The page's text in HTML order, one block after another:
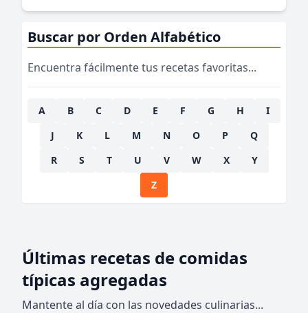
Buscar por Orden Alfabético
Encuentra fácilmente tus recetas favoritas...
A B C D E F G H
I
J
K L M N O P
Q
R
S T U V W X
Y
Z
Últimas recetas de comidas
típicas agregadas
Mantente al día con las novedades culinarias...